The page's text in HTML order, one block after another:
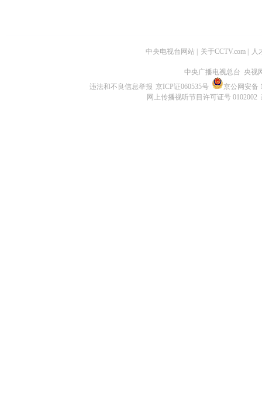
中央电视台网站 关于CCTV.com 人
中央广播电视总台 央视
违法和不良信息举报 京ICP证060535号
京公网安备
网上传播视听节目许可证号 0102002